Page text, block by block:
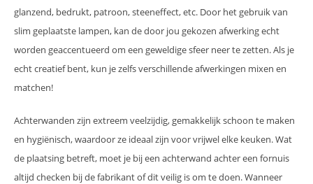
glanzend, bedrukt, patroon, steeneffect, etc. Door het gebruik van
slim geplaatste lampen, kan de door jou gekozen afwerking echt
worden geaccentueerd om een ​​geweldige sfeer neer te zetten. Als je
echt creatief bent, kun je zelfs verschillende afwerkingen mixen en
matchen!
Achterwanden zijn extreem veelzijdig, gemakkelijk schoon te maken
en hygiënisch, waardoor ze ideaal zijn voor vrijwel elke keuken. Wat
de plaatsing betreft, moet je bij een achterwand achter een fornuis
altijd checken bij de fabrikant of dit veilig is om te doen. Wanneer